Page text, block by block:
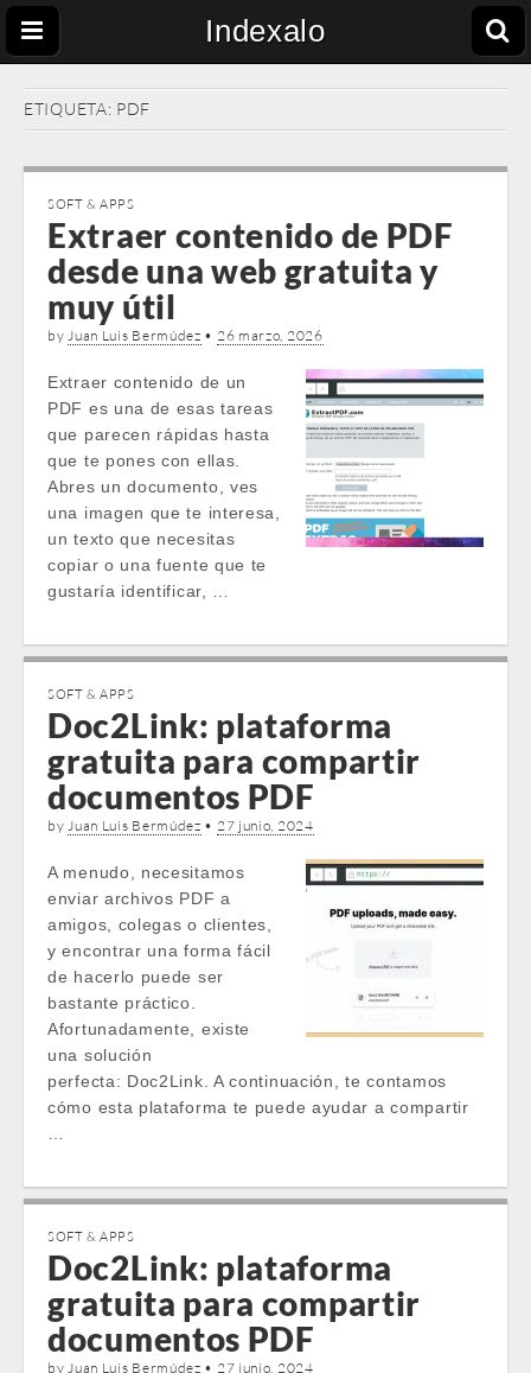
Indexalo
ETIQUETA: PDF
SOFT & APPS
Extraer contenido de PDF
desde una web gratuita y
muy útil
byJuan Luis Bermúdez • 26 marzo, 2026
Extraer contenido de un
PDF es una de esas tareas
que parecen rápidas hasta
que te pones con ellas.
Abres un documento, ves
una imagen que te interesa,
un texto que necesitas
copiar o una fuente que te
gustaría identificar, …
SOFT & APPS
Doc2Link: plataforma
gratuita para compartir
documentos PDF
byJuan Luis Bermúdez • 27 junio, 2024
A menudo, necesitamos
enviar archivos PDF a
amigos, colegas o clientes,
y encontrar una forma fácil
de hacerlo puede ser
bastante práctico.
Afortunadamente, existe
una solución
perfecta: Doc2Link. A continuación, te contamos
cómo esta plataforma te puede ayudar a compartir
SOFT & APPS
Doc2Link: plataforma
gratuita para compartir
documentos PDF
byJuan Luis Bermúdez • 27 junio, 2024